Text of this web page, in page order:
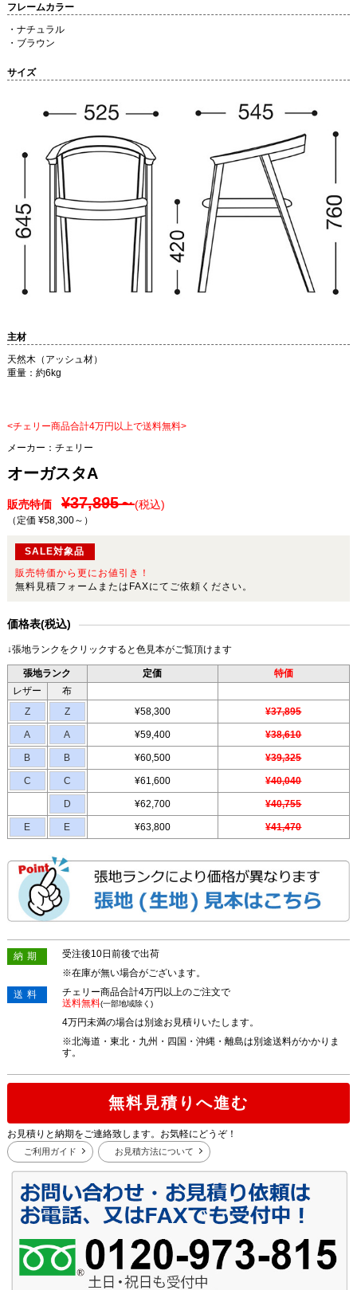
フレームカラー
・ナチュラル
・ブラウン
サイズ
主材
天然木（アッシュ材）
重量：約6kg
<チェリー商品合計4万円以上で送料無料>
メーカー： チェリー
オーガスタA
販売特価 ¥37,895～(税込)
（定価 ¥58,300～ ）
SALE対象品
販売特価から更にお値引き！
無料見積フォームまたはFAXにてご依頼ください。
価格表(税込)
↓張地ランクをクリックすると色見本がご覧頂けます
張地ランク 定価
特価
レザー
布
Z
Z ¥58,300 ¥37,895
A A ¥59,400 ¥38,610
B B ¥60,500 ¥39,325
C C ¥61,600 ¥40,040
D ¥62,700 ¥40,755
E E ¥63,800 ¥41,470
納期
受注後10日前後で出荷
※在庫が無い場合がございます。
送料
チェリー商品合計4万円以上のご注文で
送料無料(一部地域除く)
4万円未満の場合は別途お見積りいたします。
※北海道・東北・九州・四国・沖縄・離島は別途送料がかかりま
す。
無料見積りへ進む
お見積りと納期をご連絡致します。お気軽にどうぞ！
ご利用ガイド お見積方法について